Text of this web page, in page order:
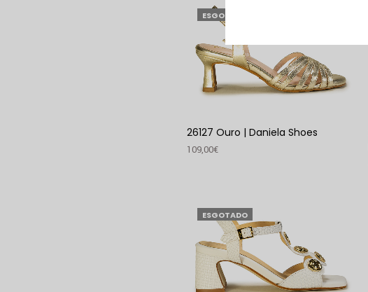
ESGOTADO
26127 Ouro | Daniela Shoes
109,00€
ESGOTADO